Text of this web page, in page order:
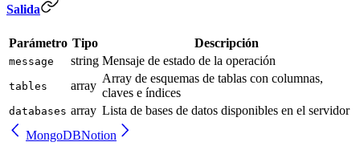
Salida
Parámetro Tipo Descripción
message string Mensaje de estado de la operación
tables array
Array de esquemas de tablas con columnas,
claves e índices
databases array Lista de bases de datos disponibles en el servidor
MongoDBNotion